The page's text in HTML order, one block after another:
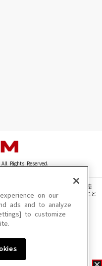
Rights Reserved.
写真・動画・音声等を、手段や形態
複製、転載、ファイル化などすること
けない場合があります。
なる場合があります。
on our
ads and to analyze
to customize